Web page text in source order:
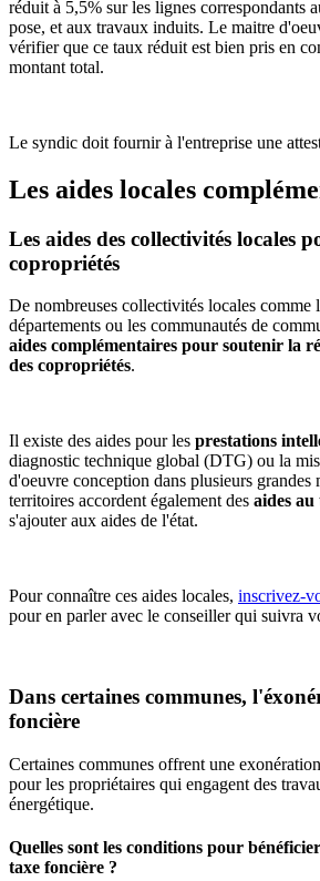
réduit à 5,5% sur les lignes correspondants
pose, et aux travaux induits. Le maitre
vérifier que ce taux réduit est bien pris en
montant total.
Le syndic doit fournir à l'entreprise une
Les aides locales
Les aides des collectivités locales
copropriétés
De nombreuses collectivités locales comme
départements ou les communautés de
aides complémentaires pour soutenir la
des copropriétés.
Il existe des aides pour les prestations
diagnostic technique global (DTG) ou la
d'oeuvre conception dans plusieurs grandes
territoires accordent également des aides
s'ajouter aux aides de l'état.
Pour connaître ces aides locales, inscrivez-
pour en parler avec le conseiller qui suivra
Dans certaines communes,
foncière
Certaines communes offrent une
pour les propriétaires qui engagent des
énergétique.
Quelles sont les conditions pour
taxe foncière ?